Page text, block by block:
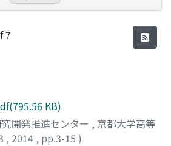
7
KB)
開発推進センター , 京都大学高等
, 2014 , pp.3-15 )